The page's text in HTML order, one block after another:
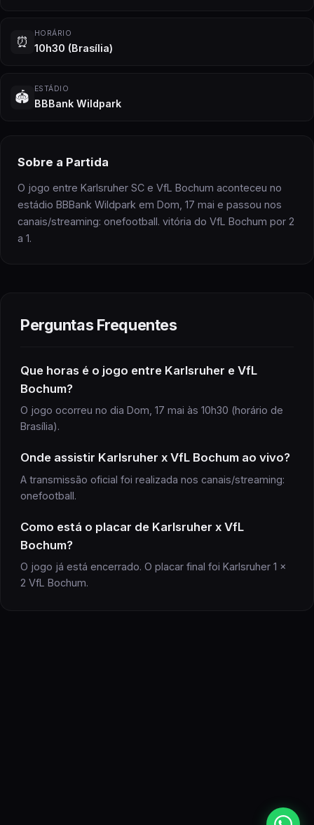
⏰
HORÁRIO
10h30 (Brasília)
🏟️
ESTÁDIO
BBBank Wildpark
Sobre a Partida
O jogo entre Karlsruher SC e VfL Bochum aconteceu no
estádio BBBank Wildpark em Dom, 17 mai e passou nos
canais/streaming: onefootball. vitória do VfL Bochum por 2
a 1.
Perguntas Frequentes
Que horas é o jogo entre Karlsruher e VfL
Bochum?
O jogo ocorreu no dia Dom, 17 mai às 10h30 (horário de
Brasília).
Onde assistir Karlsruher x VfL Bochum ao vivo?
A transmissão oficial foi realizada nos canais/streaming:
onefootball.
Como está o placar de Karlsruher x VfL
Bochum?
O jogo já está encerrado. O placar final foi Karlsruher 1 x
2 VfL Bochum.